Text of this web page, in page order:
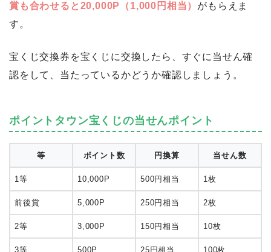
賞も合わせると20,000P（1,000円相当） がもらえま
す。
宝くじ交換券を宝くじに交換したら、すぐに当せん確
認をして、当たっているかどうか確認しましょう。
ポイントタウン宝くじの当せんポイント
等 ポイント数 円換算 当せん数
1等 10,000P 500円相当 1枚
前後賞 5,000P 250円相当 2枚
2等 3,000P 150円相当 10枚
3等 500P 25円相当 100枚